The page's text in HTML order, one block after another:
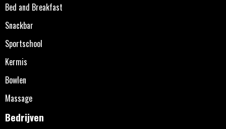
Bed and Breakfast
Snackbar
Sportschool
Kermis
Bowlen
Massage
Bedrijven